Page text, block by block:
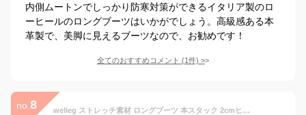
内側ムートンでしっかり防寒対策ができるイタリア製のロ
ーヒールのロングブーツはいかがでしょう。高級感ある本
革製で、美脚に見えるブーツなので、お勧めです！
全てのおすすめコメント (1件) >
no. 8 welleg ストレッチ素材 ロングブーツ 本スタック 2cmヒール 美脚 レディース ラウンドトゥ フラットブーツ ストレッチブーツ ニーハイブーツ ローヒール フラットヒール 痛くない 歩きやすい 滑りにくい 大きいサイズ サイドジップ 秋 冬 春